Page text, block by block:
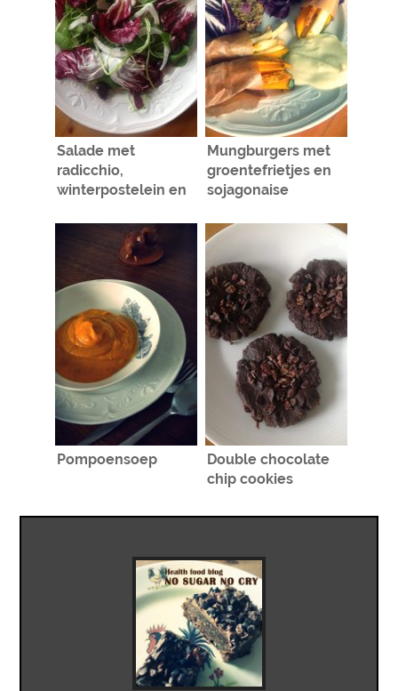
Salade met
radicchio,
winterpostelein en
Mungburgers met
groentefrietjes en
sojagonaise
Pompoensoep
Double chocolate
chip cookies